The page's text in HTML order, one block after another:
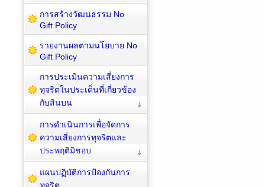
การสร้างวัฒนธรรม No
Gift Policy
รายงานผลตามนโยบาย No
Gift Policy
การประเมินความเสี่ยงการ
ทุจริตในประเด็นที่เกี่ยวข้อง
กับสินบน
การดำเนินการเพื่อจัดการ
ความเสี่ยงการทุจริตและ
ประพฤติมิชอบ
แผนปฏิบัติการป้องกันการ
ทุจริต